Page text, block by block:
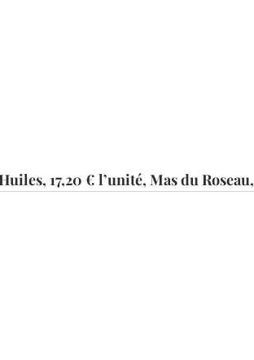
17,20 € l’unité, Mas du Roseau,